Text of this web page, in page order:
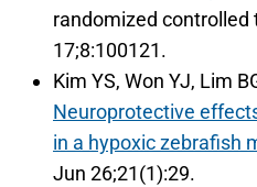
randomized controlled
17;8:100121.
Kim YS, Won YJ, Lim
Neuroprotective
in a hypoxic zebrafish
Jun 26;21(1):29.